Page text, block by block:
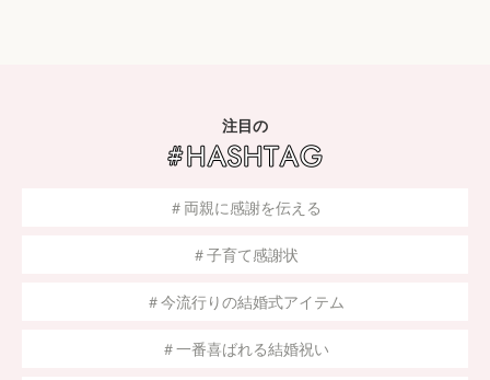
注目の
＃両親に感謝を伝える
＃子育て感謝状
＃今流行りの結婚式アイテム
＃一番喜ばれる結婚祝い